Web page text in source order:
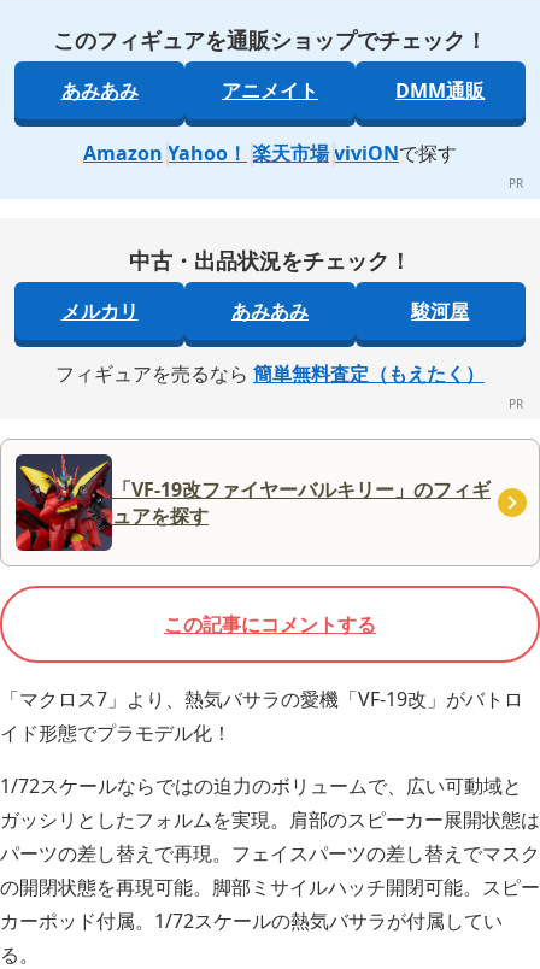
このフィギュアを通販ショップでチェック！
あみあみ アニメイト DMM通販
Amazon Yahoo！ 楽天市場 viviONで探す
中古・出品状況をチェック！
メルカリ あみあみ 駿河屋
フィギュアを売るなら 簡単無料査定（もえたく）
「VF-19改ファイヤーバルキリー」のフィギ
ュアを探す
この記事にコメントする
「マクロス7」より、熱気バサラの愛機「VF-19改」がバトロ
イド形態でプラモデル化！
1/72スケールならではの迫力のボリュームで、広い可動域と
ガッシリとしたフォルムを実現。肩部のスピーカー展開状態は
パーツの差し替えで再現。フェイスパーツの差し替えでマスク
の開閉状態を再現可能。脚部ミサイルハッチ開閉可能。スピー
カーポッド付属。1/72スケールの熱気バサラが付属してい
る。